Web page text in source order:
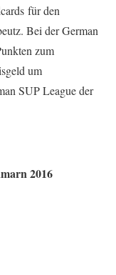
für den
Bei der German
zum
um
SUP League der
2016